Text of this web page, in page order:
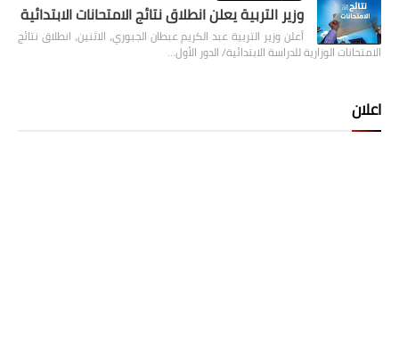
وزير التربية يعلن انطلاق نتائج الامتحانات الابتدائية
أعلن وزير التربية عبد الكريم عبطان الجبوري، الاثنين، انطلاق نتائج
الامتحانات الوزارية للدراسة الابتدائية/ الدور الأول…
اعلان